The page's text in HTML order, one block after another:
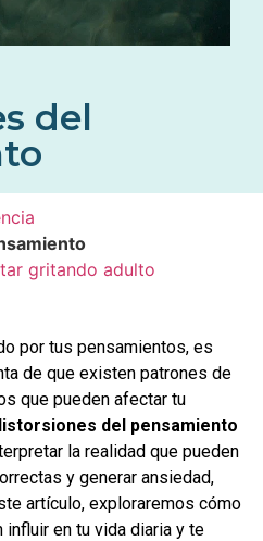
del
gritando adulto
por tus pensamientos, es
de que existen patrones de
que pueden afectar tu
del pensamiento
la realidad que pueden
y generar ansiedad,
artículo, exploraremos cómo
en tu vida diaria y te